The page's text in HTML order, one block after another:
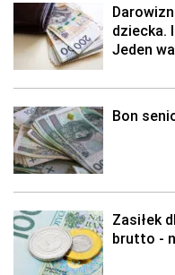
dziecka.
Jeden
Bon
Zasiłek
brutto -